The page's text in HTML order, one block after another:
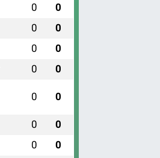
0 0
0 0
0 0
0 0
0 0
0 0
0 0